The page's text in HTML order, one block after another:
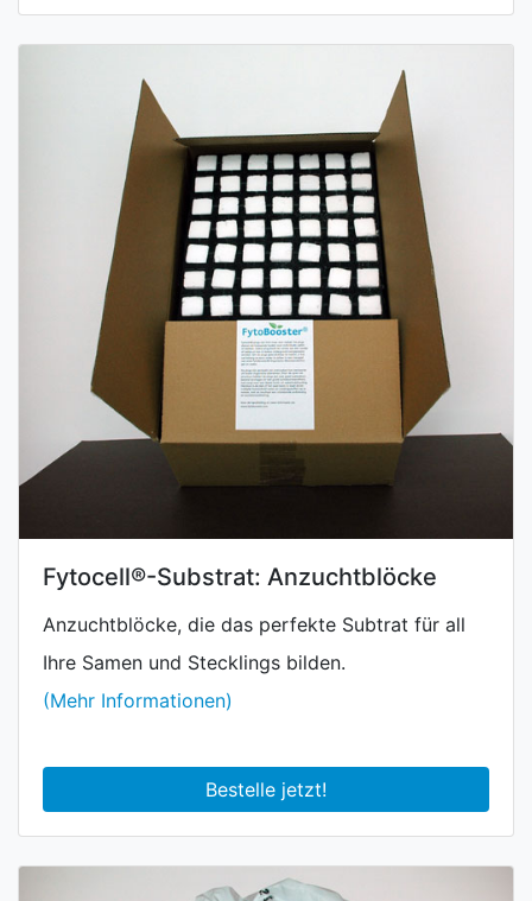
Fytocell®-Substrat: Anzuchtblöcke
Anzuchtblöcke, die das perfekte Subtrat für all
Ihre Samen und Stecklings bilden.
(Mehr Informationen)
Bestelle jetzt!